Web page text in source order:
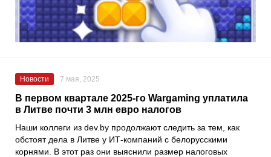
Новости 7 мая, 2025
В первом квартале 2025-го Wargaming уплатила
в Литве почти 3 млн евро налогов
Наши коллеги из dev.by продолжают следить за тем, как
обстоят дела в Литве у ИТ-компаний с белорусскими
корнями. В этот раз они выяснили размер налоговых